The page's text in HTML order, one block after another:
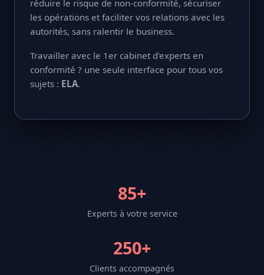
réduire le risque de non-conformité, sécuriser
les opérations et faciliter vos relations avec les
autorités, sans ralentir le business.
Travailler avec le 1er cabinet d'experts en
conformité ? une seule interface pour tous vos
sujets : ELA.
85+
Experts à votre service
250+
Clients accompagnés